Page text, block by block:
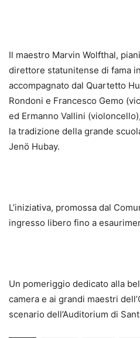
Il maestro Marvin Wolfthal,
direttore statunitense di fama
accompagnato dal Quartetto
Rondoni e Francesco Gemo
ed Ermanno Vallini
la tradizione della grande
Jenö Hubay.
L’iniziativa, promossa dal
ingresso libero fino a
Un pomeriggio dedicato alla
camera e ai grandi maestri
scenario dell’Auditorium di